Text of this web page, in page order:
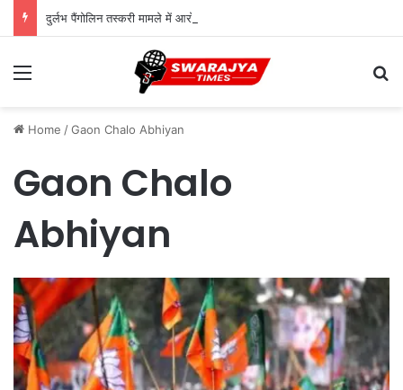
दुर्लभ पैंगोलिन तस्करी मामले में आरोपी की जमानत याचिका खारिज
Menu
Home /Gaon Chalo Abhiyan
Gaon Chalo
Abhiyan